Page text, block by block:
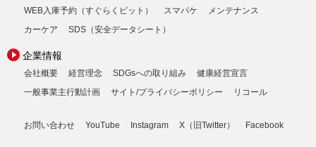
WEB入庫予約（すぐらくピット）
スマパケ
メンテナンス
カーケア
SDS（安全データシート）
企業情報
会社概要 経営理念 SDGsへの取り組み
健康経営宣言
一般事業主行動計画
サイト/プライバシーポリシー リコール
お問い合わせ YouTube Instagram X（旧Twitter） Facebook